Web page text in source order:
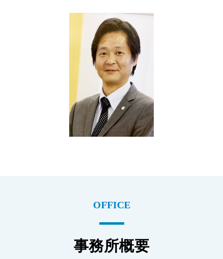
OFFICE
事務所概要